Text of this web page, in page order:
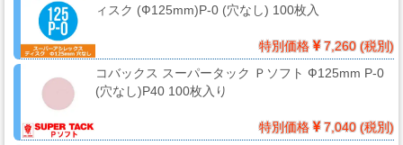
プ
レ
ー・
ィスク (Ф125mm)P-0 (穴なし) 100枚入
特別価格
7,260 (税別)
コバックス スーパータック Ｐソフト Ф125mm P-0
(穴なし)P40 100枚入り
特別価格
7,040 (税別)